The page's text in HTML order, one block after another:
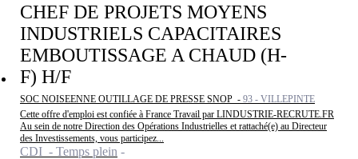
CHEF DE PROJETS MOYENS
INDUSTRIELS CAPACITAIRES
EMBOUTISSAGE A CHAUD (H-
F) H/F
SOC NOISEENNE OUTILLAGE DE PRESSE SNOP - 93 - VILLEPINTE
Cette offre d'emploi est confiée à France Travail par LINDUSTRIE-RECRUTE.FR
Au sein de notre Direction des Opérations Industrielles et rattaché(e) au Directeur
des Investissements, vous participez...
CDI - Temps plein